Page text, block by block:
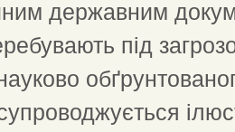
державним
під